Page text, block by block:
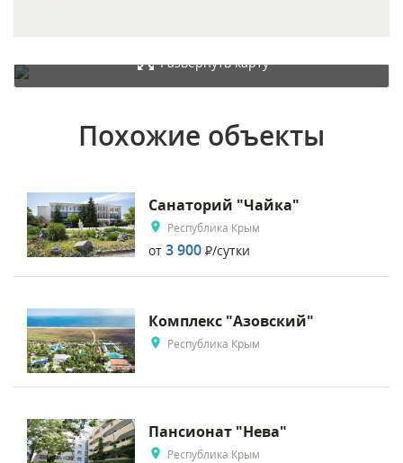
Развернуть карту
Похожие объекты
Санаторий "Чайка"
Республика Крым
от 3 900 Р/сутки
Комплекс "Азовский"
Республика Крым
Пансионат "Нева"
Республика Крым